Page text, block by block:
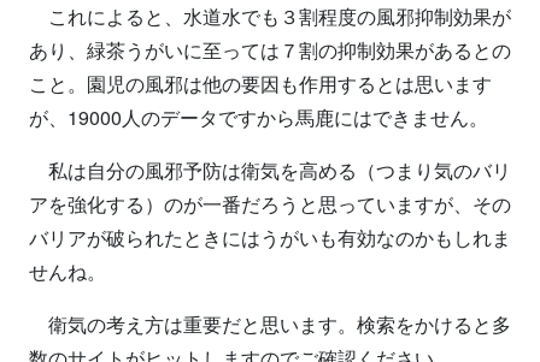
これによると、水道水でも３割程度の風邪抑制効果が
あり、緑茶うがいに至っては７割の抑制効果があるとの
こと。園児の風邪は他の要因も作用するとは思います
が、19000人のデータですから馬鹿にはできません。
私は自分の風邪予防は衛気を高める（つまり気のバリ
アを強化する）のが一番だろうと思っていますが、その
バリアが破られたときにはうがいも有効なのかもしれま
せんね。
衛気の考え方は重要だと思います。検索をかけると多